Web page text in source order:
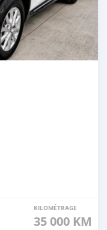
KILOMÉTRAGE
35 000 KM